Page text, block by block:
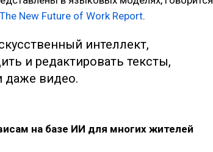
New Future of Work Report.
интеллект,
и редактировать тексты,
даже видео.
на базе ИИ для многих жителей